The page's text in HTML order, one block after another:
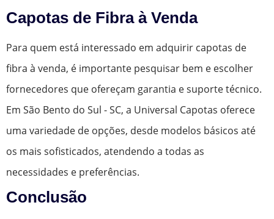
Capotas de Fibra à Venda
Para quem está interessado em adquirir capotas de
fibra à venda, é importante pesquisar bem e escolher
fornecedores que ofereçam garantia e suporte técnico.
Em São Bento do Sul - SC, a Universal Capotas oferece
uma variedade de opções, desde modelos básicos até
os mais sofisticados, atendendo a todas as
necessidades e preferências.
Conclusão